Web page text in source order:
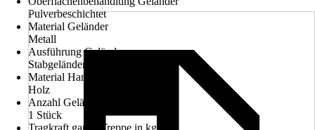
Pulverbeschichtet
Material Geländer
Metall
Ausführung Geländer
Stabgeländer, Relinggeländer
Material Handlauf
Holz
Anzahl Geländer
1 Stück
Tragkraft ganze Treppe in kg/m²